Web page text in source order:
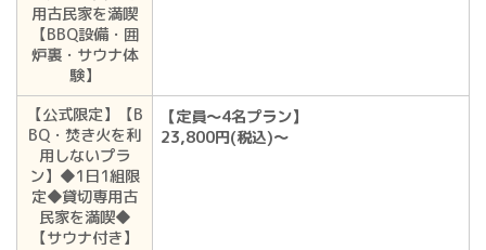
用古民家を満喫
【BBQ設備・囲
炉裏・サウナ体
験】
【公式限定】【B
BQ・焚き火を利
用しないプラ
ン】◆1日1組限
定◆貸切専用古
民家を満喫◆
【サウナ付き】
【定員～4名プラン】
23,800円(税込)〜